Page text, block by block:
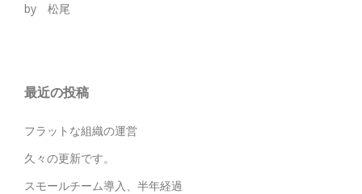
by 松尾
最近の投稿
フラットな組織の運営
久々の更新です。
スモールチーム導入、半年経過